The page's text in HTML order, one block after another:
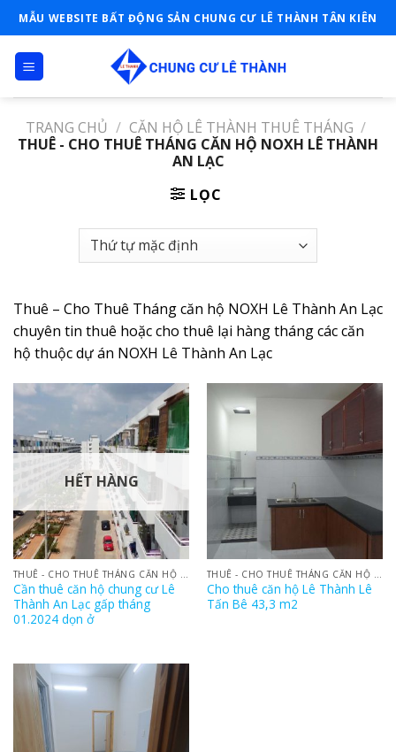
Skip
to
content
MẪU WEBSITE BẤT ĐỘNG SẢN CHUNG CƯ LÊ THÀNH TÂN KIÊN
TRANG CHỦ / CĂN HỘ LÊ THÀNH THUÊ THÁNG /
THUÊ - CHO THUÊ THÁNG CĂN HỘ NOXH LÊ THÀNH
AN LẠC
LỌC
Thuê – Cho Thuê Tháng căn hộ NOXH Lê Thành An Lạc
chuyên tin thuê hoặc cho thuê lại hàng tháng các căn
hộ thuộc dự án NOXH Lê Thành An Lạc
HẾT HÀNG
Cần thuê căn hộ chung cư Lê
Thành An Lạc gấp tháng
01.2024 dọn ở
Cho thuê căn hộ Lê Thành Lê
Tấn Bê 43,3 m2